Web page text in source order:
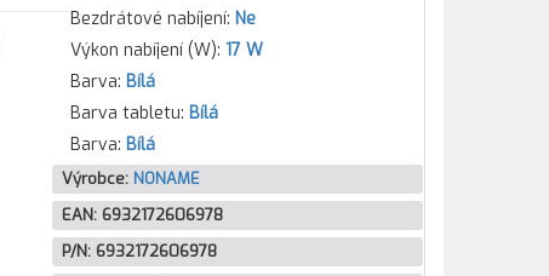
Bezdrátové nabíjení: Ne
Výkon nabíjení (W): 17 W
Barva: Bílá
Barva tabletu: Bílá
Barva: Bílá
Výrobce: NONAME
EAN: 6932172606978
P/N: 6932172606978